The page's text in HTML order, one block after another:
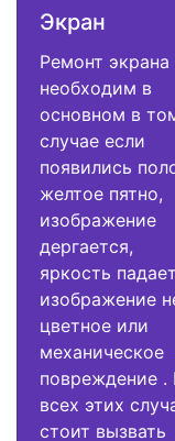
Экран
Ремонт экрана
необходим в
основном в
случае если
появились
желтое пятно,
изображение
дергается,
яркость
изображение
цветное или
механическое
повреждение .
всех этих
стоит вызвать